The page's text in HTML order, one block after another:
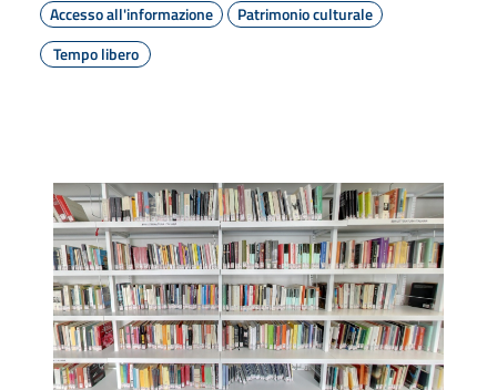
Accesso all'informazione
Patrimonio culturale
Tempo libero